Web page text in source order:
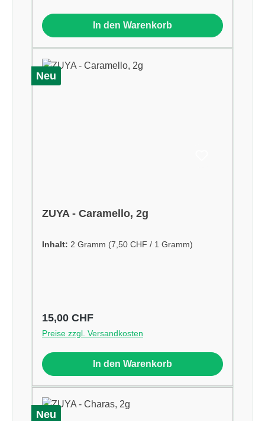
In den Warenkorb
Neu
ZUYA - Caramello, 2g
Inhalt: 2 Gramm (7,50 CHF / 1 Gramm)
Regulärer Preis:
15,00 CHF
Preise zzgl. Versandkosten
In den Warenkorb
Neu